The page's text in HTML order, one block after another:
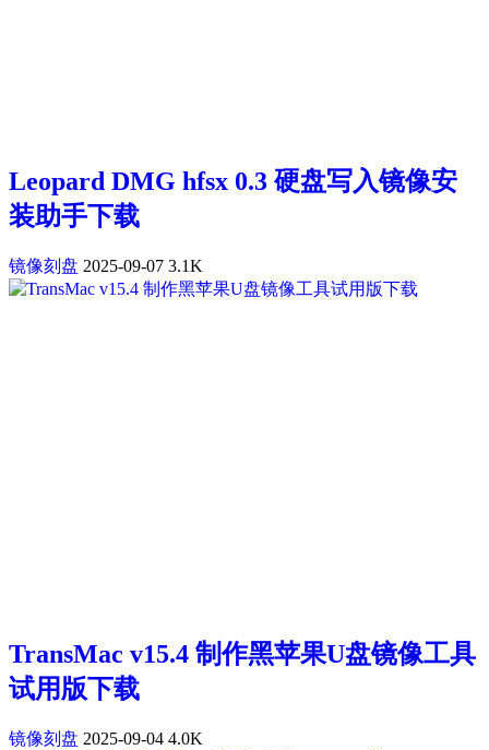
Leopard DMG hfsx 0.3 硬盘写入镜像安
装助手下载
镜像刻盘 2025-09-07 3.1K
TransMac v15.4 制作黑苹果U盘镜像工具
试用版下载
镜像刻盘 2025-09-04 4.0K